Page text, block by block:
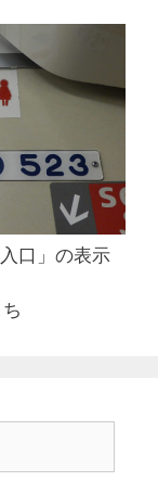
口」の表示